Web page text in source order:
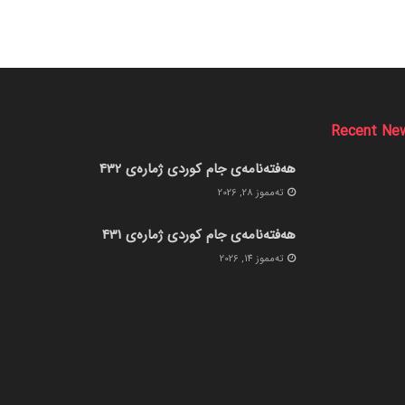
Recent
هەفتەنامەی جام کوردی ژمارەی 432
ته‌مموز 28, 2026
هەفتەنامەی جام کوردی ژمارەی 431
ته‌مموز 14, 2026